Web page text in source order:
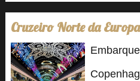
Cruzeiro Norte da Europa